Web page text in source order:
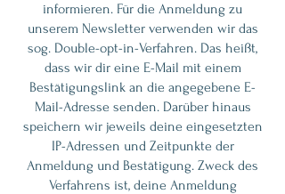
informieren. Für die Anmeldung zu
unserem Newsletter verwenden wir das
sog. Double-opt-in-Verfahren. Das heißt,
dass wir dir eine E-Mail mit einem
Bestätigungslink an die angegebene E-
Mail-Adresse senden. Darüber hinaus
speichern wir jeweils deine eingesetzten
IP-Adressen und Zeitpunkte der
Anmeldung und Bestätigung. Zweck des
Verfahrens ist, deine Anmeldung